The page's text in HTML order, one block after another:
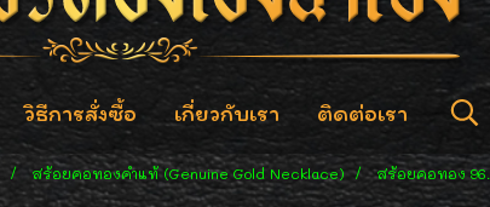
วิธีการสั่งซื้อ เกี่ยวกับเรา ติดต่อเรา
สร้อยคอทองคำแท้ (Genuine Gold Necklace) สร้อยคอทอง